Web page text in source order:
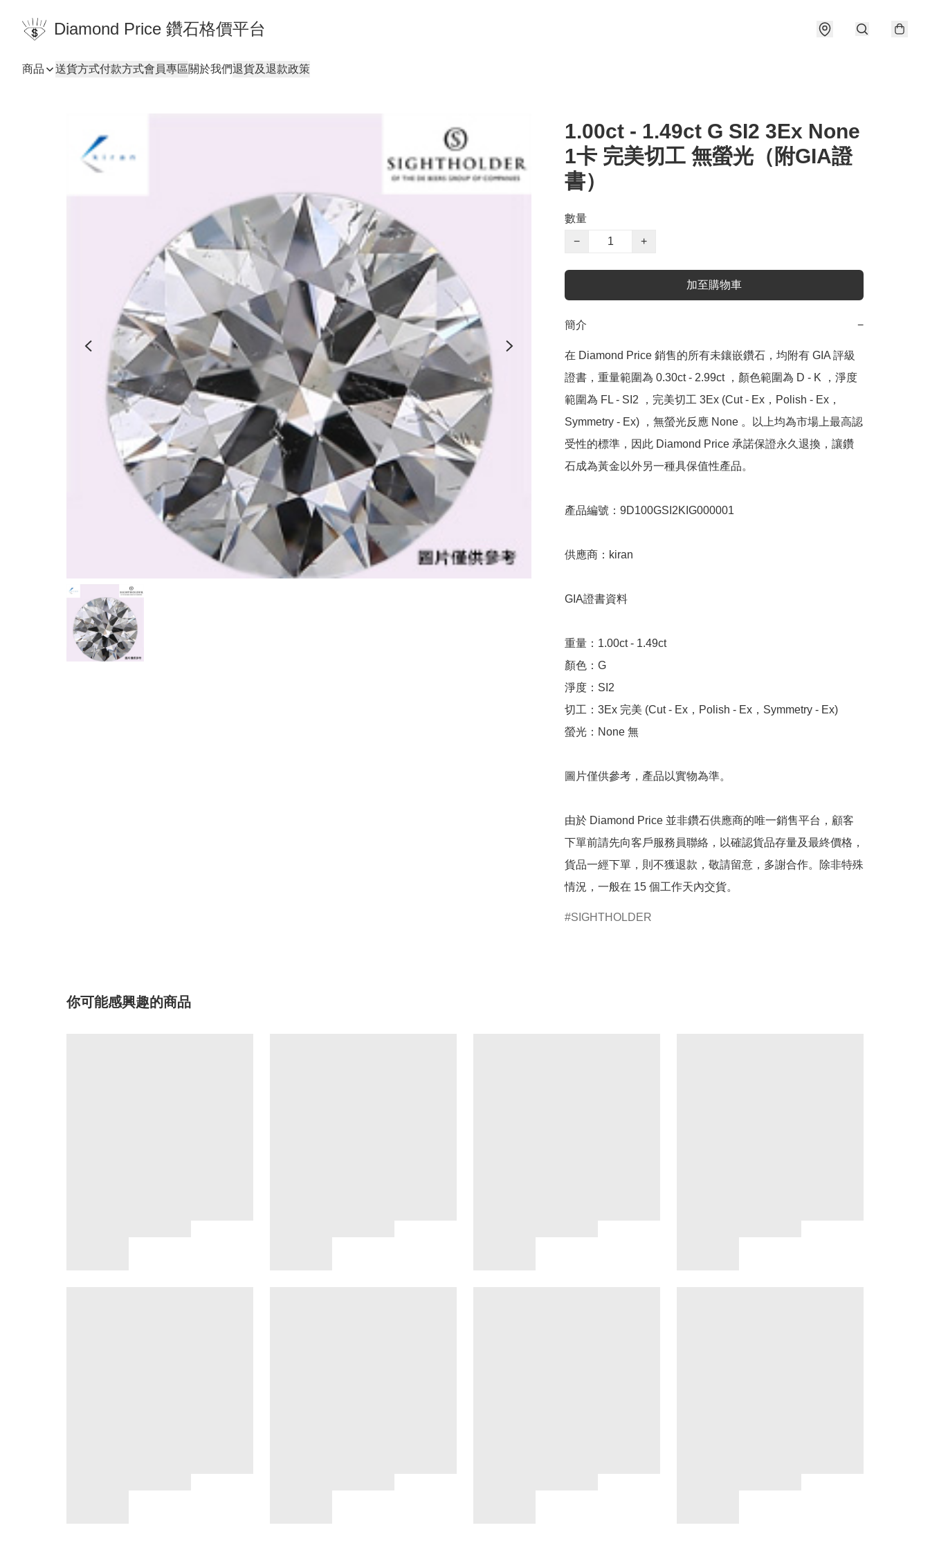
Diamond Price 鑽石格價平台
商品 送貨方式付款方式會員專區關於我們退貨及退款政策
1.00ct - 1.49ct G SI2 3Ex None
1卡 完美切工 無螢光（附GIA證
書）
數量
−
+
加至購物車
簡介 −
在 Diamond Price 銷售的所有未鑲嵌鑽石，均附有 GIA 評級
證書，重量範圍為 0.30ct - 2.99ct ，顏色範圍為 D - K ，淨度
範圍為 FL - SI2 ，完美切工 3Ex (Cut - Ex，Polish - Ex，
Symmetry - Ex) ，無螢光反應 None 。以上均為市場上最高認
受性的標準，因此 Diamond Price 承諾保證永久退換，讓鑽
石成為黃金以外另一種具保值性產品。
產品編號：9D100GSI2KIG000001
供應商：kiran
GIA證書資料
重量：1.00ct - 1.49ct
顏色：G
淨度：SI2
切工：3Ex 完美 (Cut - Ex，Polish - Ex，Symmetry - Ex)
螢光：None 無
圖片僅供參考，產品以實物為準。
由於 Diamond Price 並非鑽石供應商的唯一銷售平台，顧客
下單前請先向客戶服務員聯絡，以確認貨品存量及最終價格，
貨品一經下單，則不獲退款，敬請留意，多謝合作。除非特殊
情況，一般在 15 個工作天內交貨。
SIGHTHOLDER
你可能感興趣的商品